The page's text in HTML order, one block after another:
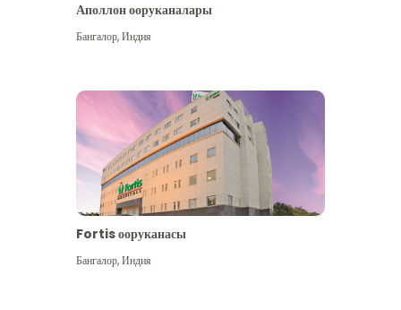
Аполлон ооруканалары
Бангалор,Индия
Fortis ооруканасы
Бангалор,Индия